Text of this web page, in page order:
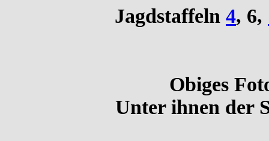
Jagdstaffeln 4, 6,
Obiges
Unter ihnen der